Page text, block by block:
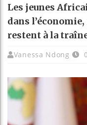
Les jeunes
dans
restent à la
Vanessa Ndong